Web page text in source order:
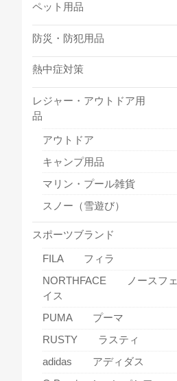
ペット用品
防災・防犯用品
熱中症対策
レジャー・アウトドア用
品
アウトドア
キャンプ用品
マリン・プール雑貨
スノー（雪遊び）
スポーツブランド
FILA フィラ
NORTHFACE ノースフェ
イス
PUMA プーマ
RUSTY ラスティ
adidas アディダス